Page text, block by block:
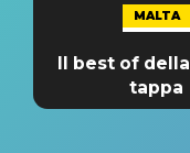
MALTA
Il best of
tappa